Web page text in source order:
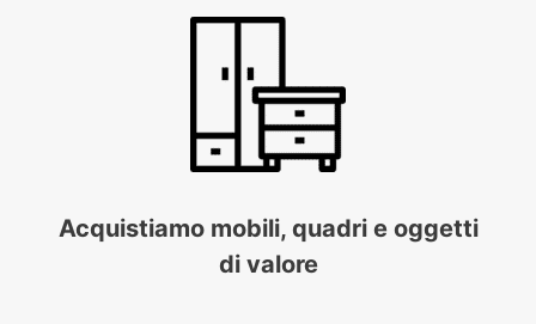
Acquistiamo mobili, quadri e oggetti
di valore